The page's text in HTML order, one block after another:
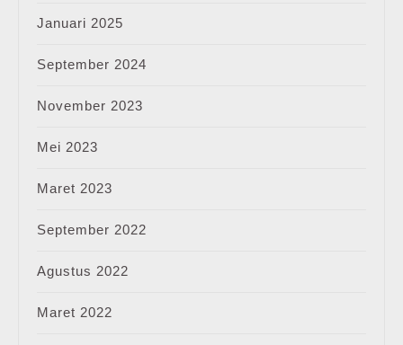
Januari 2025
September 2024
November 2023
Mei 2023
Maret 2023
September 2022
Agustus 2022
Maret 2022